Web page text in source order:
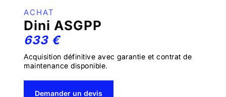
ACHAT
Dini ASGPP
633 €
Acquisition définitive avec garantie et contrat de
maintenance disponible.
Demander un devis